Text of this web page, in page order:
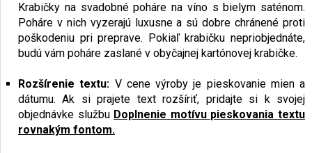
Krabičky na svadobné poháre na víno s bielym saténom.
Poháre v nich vyzerajú luxusne a sú dobre chránené proti
poškodeniu pri preprave. Pokiaľ krabičku nepriobjednáte,
budú vám poháre zaslané v obyčajnej kartónovej krabičke.
Rozšírenie textu: V cene výroby je pieskovanie mien a
dátumu. Ak si prajete text rozšíriť, pridajte si k svojej
objednávke službu Doplnenie motívu pieskovania textu
rovnakým fontom.